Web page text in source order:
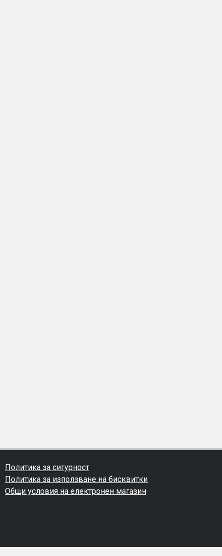
Политика за сигурност
Политика за използване на бисквитки
Общи условия на електронен магазин